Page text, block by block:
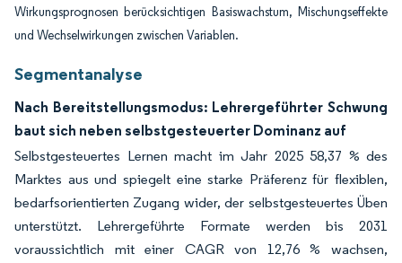
Wirkungsprognosen berücksichtigen Basiswachstum, Mischungseffekte
und Wechselwirkungen zwischen Variablen.
Segmentanalyse
Nach Bereitstellungsmodus: Lehrergeführter Schwung
baut sich neben selbstgesteuerter Dominanz auf
Selbstgesteuertes Lernen macht im Jahr 2025 58,37 % des
Marktes aus und spiegelt eine starke Präferenz für flexiblen,
bedarfsorientierten Zugang wider, der selbstgesteuertes Üben
unterstützt. Lehrergeführte Formate werden bis 2031
voraussichtlich mit einer CAGR von 12,76 % wachsen,